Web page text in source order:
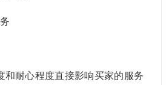
和耐心程度直接影响买家的服务